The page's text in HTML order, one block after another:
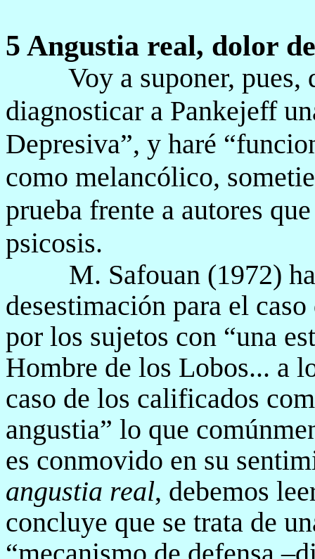
5 Angustia real, dolor
Voy a suponer,
diagnosticar a Pankejeff
Depresiva”, y haré
como melancólico,
prueba frente a autores
psicosis.
M. Safouan (1972)
desestimación para el
por los sujetos con “una
Hombre de los Lobos... a
caso de los calificados
angustia” lo que
es conmovido en su
angustia real, debemos
concluye que se trata de